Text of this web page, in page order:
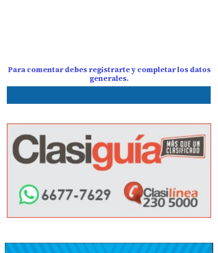
Para comentar debes registrarte y completar los datos
generales.